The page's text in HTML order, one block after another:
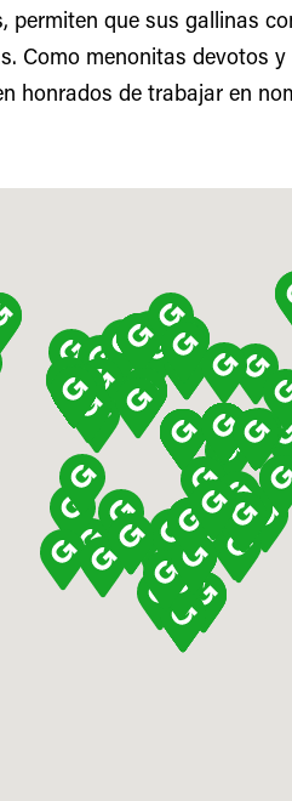
permiten que sus gallinas
Como menonitas devotos
honrados de trabajar en